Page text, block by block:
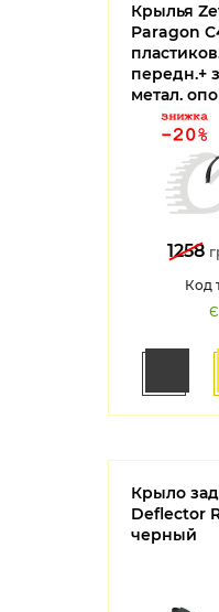
Крылья
Paragon
передн.+
метал.
1258
Код
Крыло
Deflector
черный